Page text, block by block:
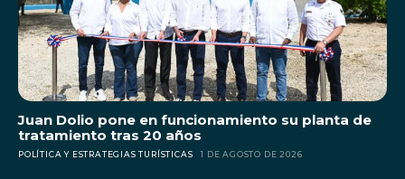
Juan Dolio pone en funcionamiento su planta de
tratamiento tras 20 años
POLÍTICA Y ESTRATEGIAS TURÍSTICAS 1 DE AGOSTO DE 2026